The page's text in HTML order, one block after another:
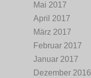
Mai 2017
April 2017
März 2017
Februar 2017
Januar 2017
Dezember 2016